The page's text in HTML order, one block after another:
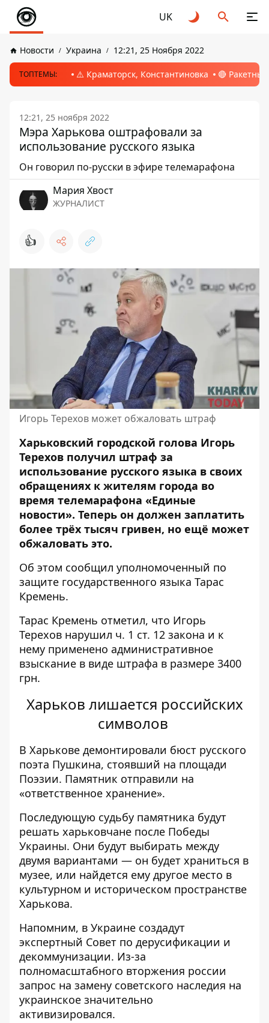
UK
Новости Украина 12:21, 25 Ноября 2022
ТОПТЕМЫ: ⚠️ Краматорск, Константиновка 🔴
12:21, 25 ноября 2022
Мэра Харькова оштрафовали за
использование русского языка
Он говорил по-русски в эфире телемарафона
Мария Хвост
ЖУРНАЛИСТ
👍
Игорь Терехов может обжаловать штраф
Харьковский городской голова Игорь
Терехов получил штраф за
использование русского языка в своих
обращениях к жителям города во
время телемарафона «Единые
новости». Теперь он должен заплатить
более трёх тысяч гривен, но ещё может
обжаловать это.
Об этом сообщил уполномоченный по
защите государственного языка Тарас
Кремень.
Тарас Кремень отметил, что Игорь
Терехов нарушил ч. 1 ст. 12 закона и к
нему применено административное
взыскание в виде штрафа в размере 3400
грн.
Харьков лишается российских
символов
В Харькове демонтировали бюст русского
поэта Пушкина, стоявший на площади
Поэзии. Памятник отправили на
«ответственное хранение».
Последующую судьбу памятника будут
решать харьковчане после Победы
Украины. Они будут выбирать между
двумя вариантами — он будет храниться в
музее, или найдется ему другое место в
культурном и историческом пространстве
Харькова.
Напомним, в Украине создадут
экспертный Совет по дерусификации и
декоммунизации. Из-за
полномасштабного вторжения россии
запрос на замену советского наследия на
украинское значительно
активизировался.